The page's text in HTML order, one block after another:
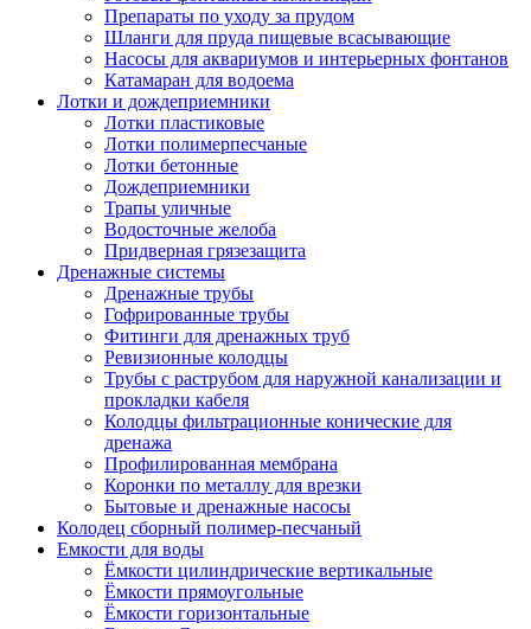
Препараты по уходу за прудом
Шланги для пруда пищевые всасывающие
Насосы для аквариумов и интерьерных фонтанов
Катамаран для водоема
Лотки и дождеприемники
Лотки пластиковые
Лотки полимерпесчаные
Лотки бетонные
Дождеприемники
Трапы уличные
Водосточные желоба
Придверная грязезащита
Дренажные системы
Дренажные трубы
Гофрированные трубы
Фитинги для дренажных труб
Ревизионные колодцы
Трубы с раструбом для наружной канализации и
прокладки кабеля
Колодцы фильтрационные конические для
дренажа
Профилированная мембрана
Коронки по металлу для врезки
Бытовые и дренажные насосы
Колодец сборный полимер-песчаный
Емкости для воды
Ёмкости цилиндрические вертикальные
Ёмкости прямоугольные
Ёмкости горизонтальные